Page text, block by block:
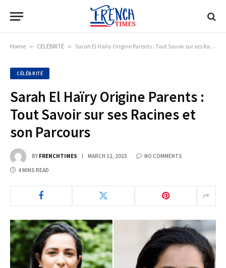
Home » CÉLÉBRITÉ » Sarah El Haïry Origine Parents : Tout Savoir sur ses Racines et son Parcours
CÉLÉBRITÉ
Sarah El Haïry Origine Parents :
Tout Savoir sur ses Racines et
son Parcours
BY FRENCHTIMES MARCH 12, 2025 NO COMMENTS
4 MINS READ